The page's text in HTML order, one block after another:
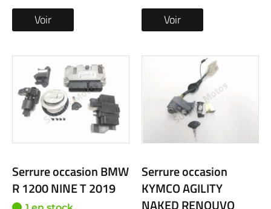
Voir Voir
Serrure occasion BMW
R 1200 NINE T 2019
Serrure occasion
KYMCO AGILITY
NAKED RENOUVO